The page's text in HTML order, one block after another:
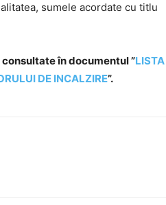
sumele acordate cu titlu
în documentul ”LISTA
DE INCALZIRE”.